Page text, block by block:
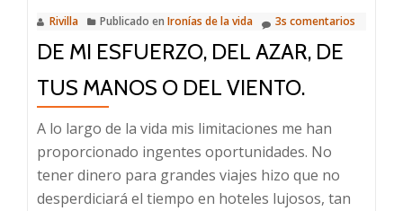
Rivilla Publicado en Ironías de la vida 3s comentarios
DE MI ESFUERZO, DEL AZAR, DE
TUS MANOS O DEL VIENTO.
A lo largo de la vida mis limitaciones me han
proporcionado ingentes oportunidades. No
tener dinero para grandes viajes hizo que no
desperdiciará el tiempo en hoteles lujosos, tan